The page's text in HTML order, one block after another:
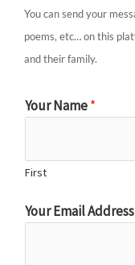
You can send your
poems, etc… on this
and their family.
Your Name*
First
Your Email Address